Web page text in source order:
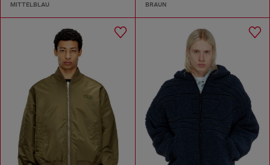
MITTELBLAU BRAUN